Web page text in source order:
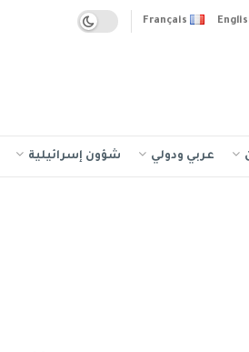
Français
عربي ودولي شؤون إسرائيلية